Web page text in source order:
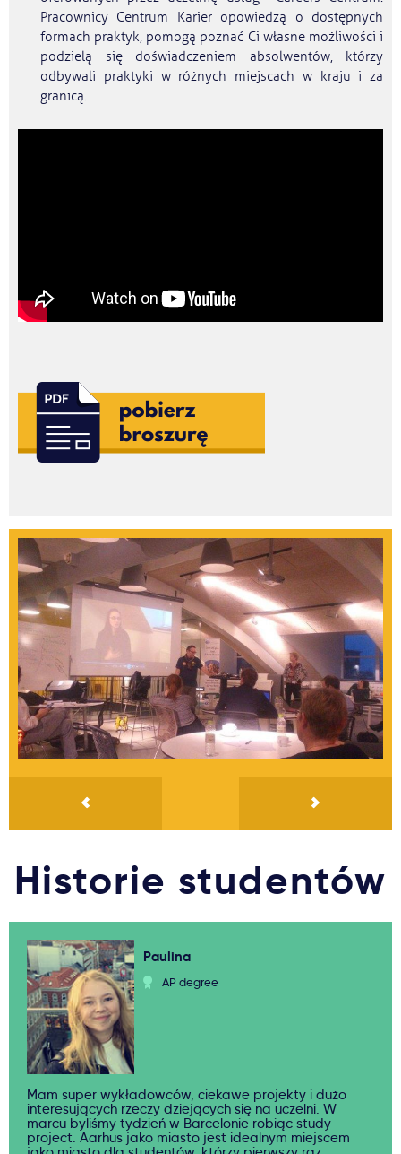
Pracownicy Centrum Karier opowiedzą o dostępnych
formach praktyk, pomogą poznać Ci własne możliwości i
podzielą się doświadczeniem absolwentów, którzy
odbywali praktyki w różnych miejscach w kraju i za
granicą.
Historie studentów
Paulina
AP degree
Mam super wykładowców, ciekawe projekty i dużo
interesujących rzeczy dziejących się na uczelni. W
marcu byliśmy tydzień w Barcelonie robiąc study
project. Aarhus jako miasto jest idealnym miejscem